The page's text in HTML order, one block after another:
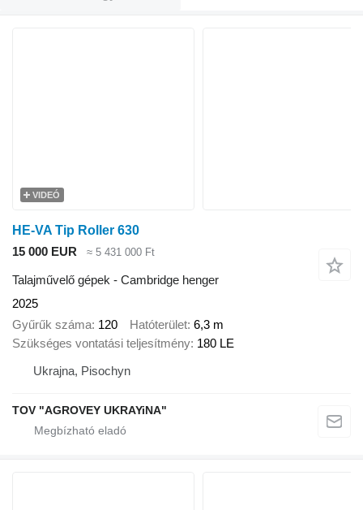
VIDEÓ
HE-VA Tip Roller 630
15 000 EUR
≈ 5 431 000 Ft
Talajművelő gépek - Cambridge henger
2025
Gyűrűk száma 120 Hatóterület 6,3 m
Szükséges vontatási teljesítmény 180 LE
Ukrajna, Pisochyn
TOV "AGROVEY UKRAYiNA"